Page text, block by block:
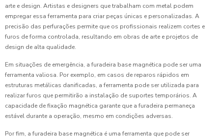
arte e design. Artistas e designers que trabalham com metal podem
empregar essa ferramenta para criar peças únicas e personalizadas. A
precisão das perfurações permite que os profissionais realizem cortes e
furos de forma controlada, resultando em obras de arte e projetos de
design de alta qualidade.
Em situações de emergência, a furadeira base magnética pode ser uma
ferramenta valiosa. Por exemplo, em casos de reparos rápidos em
estruturas metálicas danificadas, a ferramenta pode ser utilizada para
realizar furos que permitirão a instalação de suportes temporários. A
capacidade de fixação magnética garante que a furadeira permaneça
estável durante a operação, mesmo em condições adversas.
Por fim, a furadeira base magnética é uma ferramenta que pode ser